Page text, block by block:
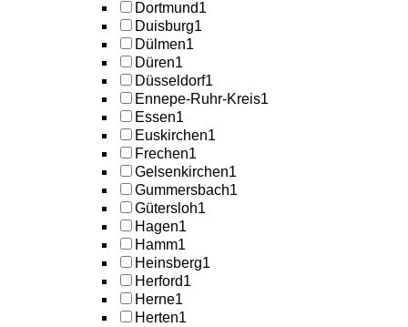
Dortmund1
Duisburg1
Dülmen1
Düren1
Düsseldorf1
Ennepe-Ruhr-Kreis1
Essen1
Euskirchen1
Frechen1
Gelsenkirchen1
Gummersbach1
Gütersloh1
Hagen1
Hamm1
Heinsberg1
Herford1
Herne1
Herten1